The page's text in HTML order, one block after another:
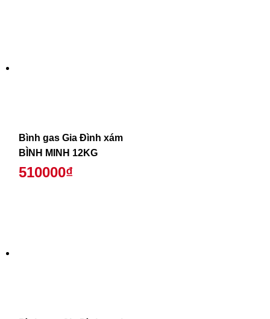
Bình gas Gia Đình xám
BÌNH MINH 12KG
510000₫